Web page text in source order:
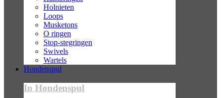
Holnieten
Loops
Musketons
O ringen
Stop-stegringen
Swivels
Wartels
Hondenspul
In Hondenspul